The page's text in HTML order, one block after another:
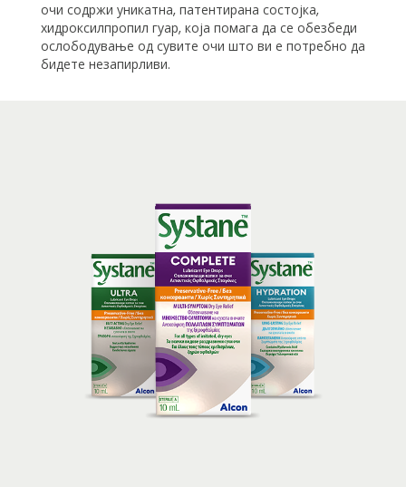
очи содржи уникатна, патентирана состојка,
хидроксилпропил гуар, која помага да се обезбеди
ослободување од сувите очи што ви е потребно да
бидете незапирливи.